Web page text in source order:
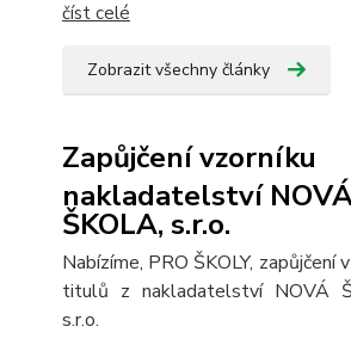
číst celé
Zobrazit všechny články
Zapůjčení vzorníku
nakladatelství
ŠKOLA, s.r.o.
Nabízíme, PRO ŠKOLY, zapůjčení
titulů z nakladatelství NOVÁ
s.r.o.